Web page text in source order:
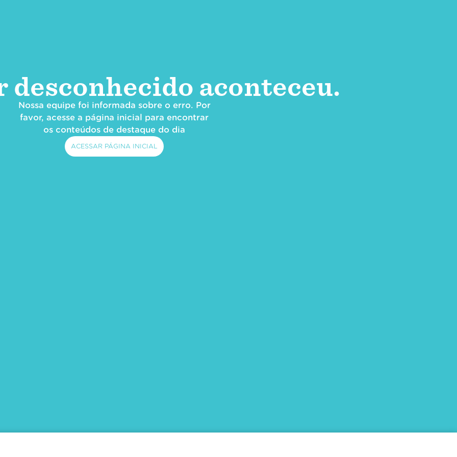
desconhecido aconteceu.
Nossa equipe foi informada sobre o erro. Por
favor, acesse a página inicial para encontrar
os conteúdos de destaque do dia
ACESSAR PÁGINA INICIAL